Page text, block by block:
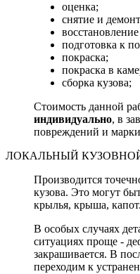
оценка;
снятие и
подготовка к
покраска;
покраска в
сборка кузова;
Стоимость данной
индивидуально, в
повреждений и
ЛОКАЛЬНЫЙ
Производится
кузова. Это могут
крылья, крыша, капот.
В особых случаях
ситуациях проще -
закрашивается. В
переходим к